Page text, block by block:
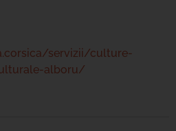
servizii/culture-
alboru/